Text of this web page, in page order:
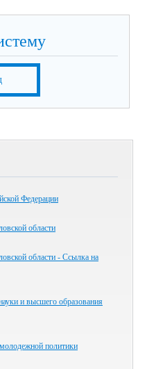
Федерации
области
области - Ссылка на
и высшего образования
политики